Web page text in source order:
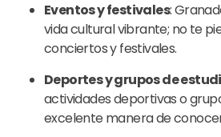
Eventos y festivales:
vida cultural vibrante; no te
conciertos y festivales.
Deportes y grupos de
actividades deportivas o
excelente manera de